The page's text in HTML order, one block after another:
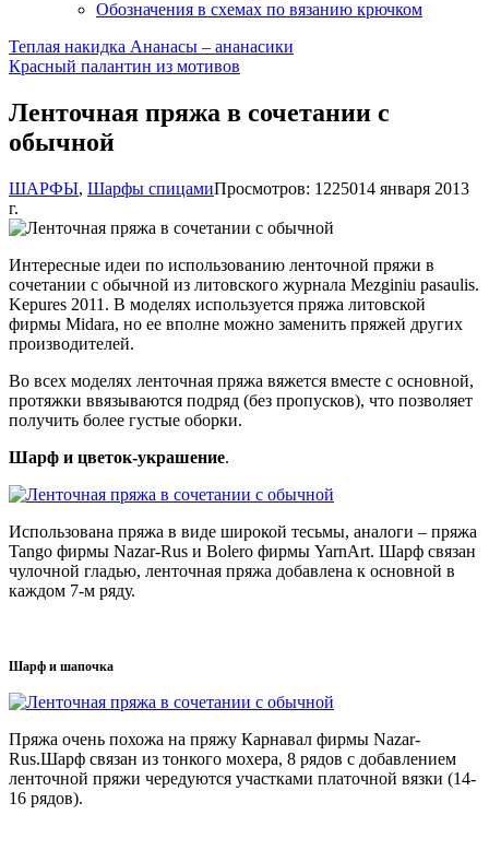
Обозначения в схемах по вязанию крючком
Теплая накидка Ананасы – ананасики
Красный палантин из мотивов
Ленточная пряжа в сочетании с
обычной
ШАРФЫ, Шарфы спицамиПросмотров: 1225014 января 2013
г.
Интересные идеи по использованию ленточной пряжи в
сочетании с обычной из литовского журнала Mezginiu pasaulis.
Kepures 2011. В моделях используется пряжа литовской
фирмы Midara, но ее вполне можно заменить пряжей других
производителей.
Во всех моделях ленточная пряжа вяжется вместе с основной,
протяжки ввязываются подряд (без пропусков), что позволяет
получить более густые оборки.
Шарф и цветок-украшение.
Использована пряжа в виде широкой тесьмы, аналоги – пряжа
Tango фирмы Nazar-Rus и Bolero фирмы YarnArt. Шарф связан
чулочной гладью, ленточная пряжа добавлена к основной в
каждом 7-м ряду.
Шарф и шапочка
Пряжа очень похожа на пряжу Карнавал фирмы Nazar-
Rus.Шарф связан из тонкого мохера, 8 рядов с добавлением
ленточной пряжи чередуются участками платочной вязки (14-
16 рядов).